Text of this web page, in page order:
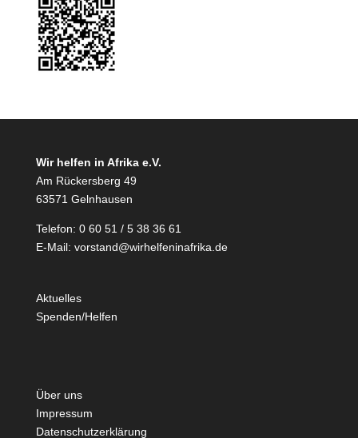
Wir helfen in Afrika e.V.
Am Rückersberg 49
63571 Gelnhausen
Telefon: 0 60 51 / 5 38 36 61
E-Mail: vorstand@wirhelfeninafrika.de
Aktuelles
Spenden/Helfen
Über uns
Impressum
Datenschutzerklärung